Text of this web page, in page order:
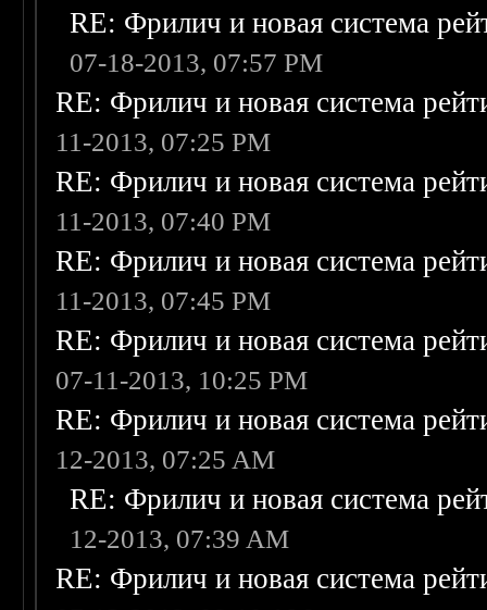
RE: Фрилич и новая система
07-18-2013, 07:57 PM
RE: Фрилич и новая система
11-2013, 07:25 PM
RE: Фрилич и новая система
11-2013, 07:40 PM
RE: Фрилич и новая система
11-2013, 07:45 PM
RE: Фрилич и новая система
07-11-2013, 10:25 PM
RE: Фрилич и новая система
12-2013, 07:25 AM
RE: Фрилич и новая система
12-2013, 07:39 AM
RE: Фрилич и новая система